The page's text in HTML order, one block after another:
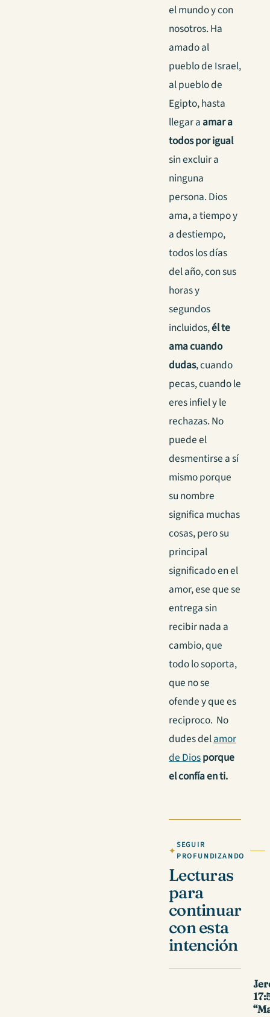
el mundo y con
nosotros. Ha
amado al
pueblo de Israel,
al pueblo de
Egipto, hasta
llegar a amar a
todos por igual
sin excluir a
ninguna
persona. Dios
ama, a tiempo y
a destiempo,
todos los días
del año, con sus
horas y
segundos
incluidos,él te
ama cuando
dudas, cuando
pecas, cuando le
eres infiel y le
rechazas. No
puede el
desmentirse a sí
mismo porque
su nombre
significa muchas
cosas, pero su
principal
significado en el
amor, ese que se
entrega sin
recibir nada a
cambio, que
todo lo soporta,
que no se
ofende y que es
reciproco. No
dudes delamor
de Diosporque
el confía en ti.
SEGUIR
PROFUNDIZANDO
Lecturas
para
continuar
con esta
intención